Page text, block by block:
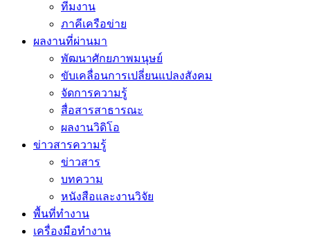
ทีมงาน
ภาคีเครือข่าย
ผลงานที่ผ่านมา
พัฒนาศักยภาพมนุษย์
ขับเคลื่อนการเปลี่ยนแปลงสังคม
จัดการความรู้
สื่อสารสาธารณะ
ผลงานวิดิโอ
ข่าวสารความรู้
ข่าวสาร
บทความ
หนังสือและงานวิจัย
พื้นที่ทำงาน
เครื่องมือทำงาน